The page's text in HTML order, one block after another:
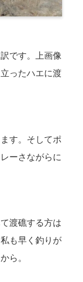
です。上画像
ったハエに渡
す。そしてポ
ーさながらに
渡礁する方は
も早く釣りが
ら。